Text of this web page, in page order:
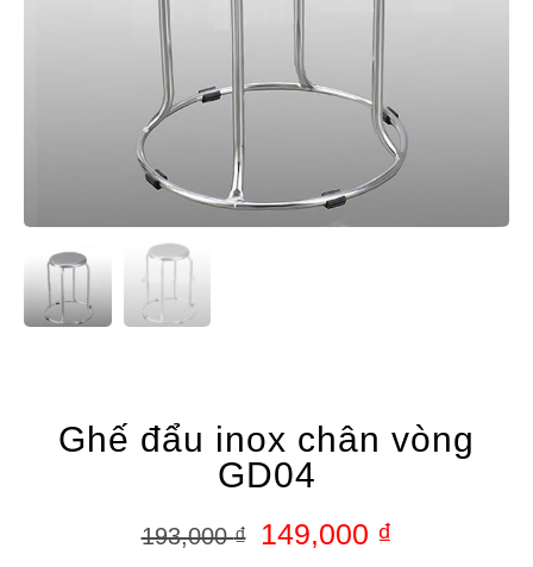
Ghế đẩu inox chân vòng
GD04
193,000₫ 149,000 ₫